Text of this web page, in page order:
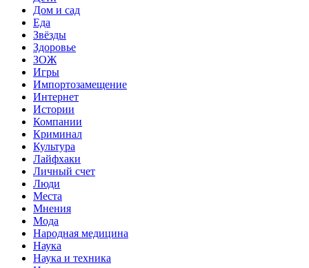
Дом и сад
Еда
Звёзды
Здоровье
ЗОЖ
Игры
Импортозамещение
Интернет
Истории
Компании
Криминал
Культура
Лайфхаки
Личный счет
Люди
Места
Мнения
Мода
Народная медицина
Наука
Наука и техника